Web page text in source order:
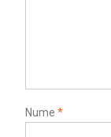
Nume *